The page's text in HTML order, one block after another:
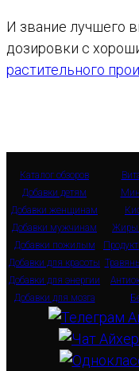
И звание лучшего
дозировки с
растительного
Каталог обзоров
Добавки детям
Добавки женщинам
Добавки мужчинам
Добавки пожилым
Добавки для красоты
Добавки для энергии
Добавки для мозга
Жиры